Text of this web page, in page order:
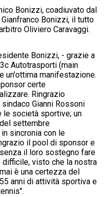
Bonizzi, coadiuvato dal
Bonizzi, il tutto
Oliviero Caravaggi.
Bonizzi, - grazie a
Autotrasporti (main
un'ottima manifestazione.
certe
Ringrazio
Gianni Rossoni
le società sportive; un
settembre
sincronia con le
il pool di sponsor e
il loro sostegno fare
visto che la nostra
è una certezza del
anni di attività sportiva e